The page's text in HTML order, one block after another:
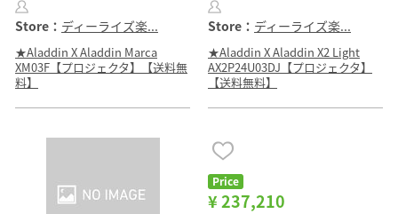
Store： ディーライズ楽...
★Aladdin X Aladdin Marca
XM03F【プロジェクタ】【送料無
料】
Store： ディーライズ楽...
★Aladdin X Aladdin X2 Light
AX2P24U03DJ【プロジェクタ】
【送料無料】
Price
¥ 237,210